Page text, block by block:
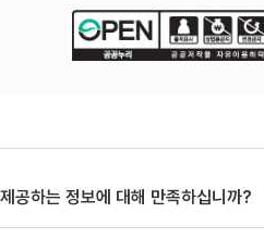
공하는 정보에 대해 만족하십니까?